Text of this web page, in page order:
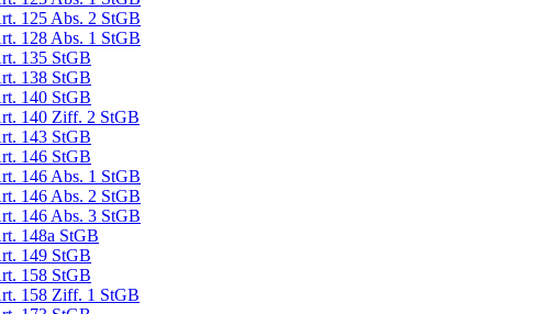
125 Abs. 2 StGB
128 Abs. 1 StGB
135 StGB
138 StGB
140 StGB
140 Ziff. 2 StGB
143 StGB
146 StGB
146 Abs. 1 StGB
146 Abs. 2 StGB
146 Abs. 3 StGB
148a StGB
149 StGB
158 StGB
158 Ziff. 1 StGB